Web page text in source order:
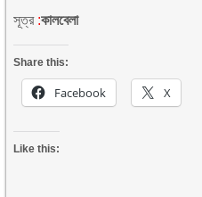
সূত্র :কালবেলা
Share this:
Facebook X
Like this: